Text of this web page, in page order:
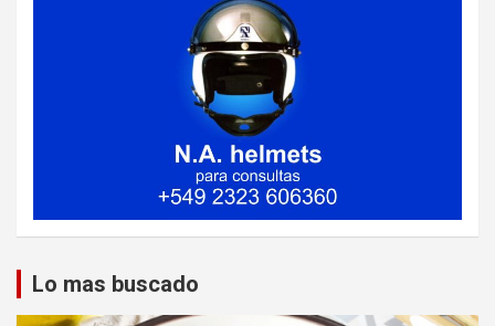
Lo mas buscado